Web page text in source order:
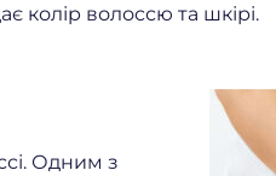
колір волоссю та шкірі.
Одним з